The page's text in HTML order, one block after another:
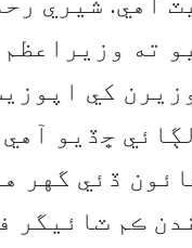
ته وزيراعظم
کي
ڇڏيو
ڏئي گهر
ڪم ٽائيگر